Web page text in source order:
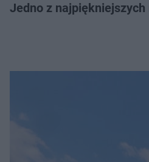
Jedno z najpiękniejszych